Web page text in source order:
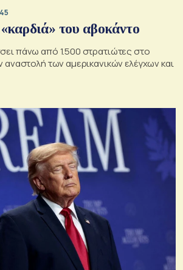
του αβοκάντο
πάνω από 1.500 στρατιώτες στο
αναστολή των αμερικανικών ελέγχων και